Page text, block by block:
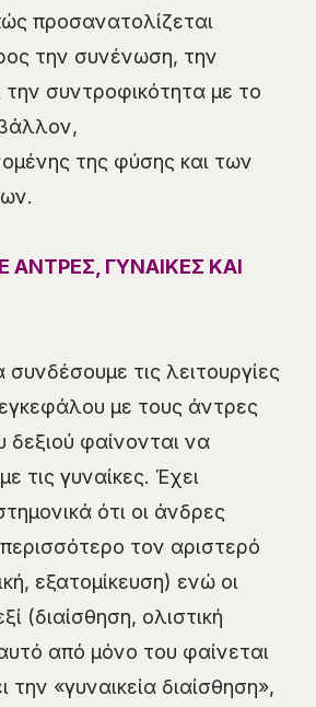
προσανατολίζεται
την συνένωση, την
την συντροφικότητα με το
της φύσης και των
ΑΝΤΡΕΣ, ΓΥΝΑΙΚΕΣ ΚΑΙ
συνδέσουμε τις λειτουργίες
με τους άντρες
δεξιού φαίνονται να
τις γυναίκες. Έχει
ότι οι άνδρες
τον αριστερό
εξατομίκευση) ενώ οι
(διαίσθηση, ολιστική
από μόνο του φαίνεται
την «γυναικεία διαίσθηση»,